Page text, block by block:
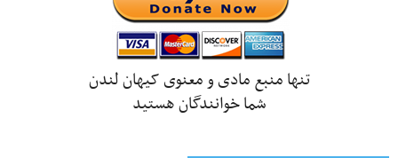
تنها منبع مادی و معنوی کیهان لندن
شما خوانندگان هستید